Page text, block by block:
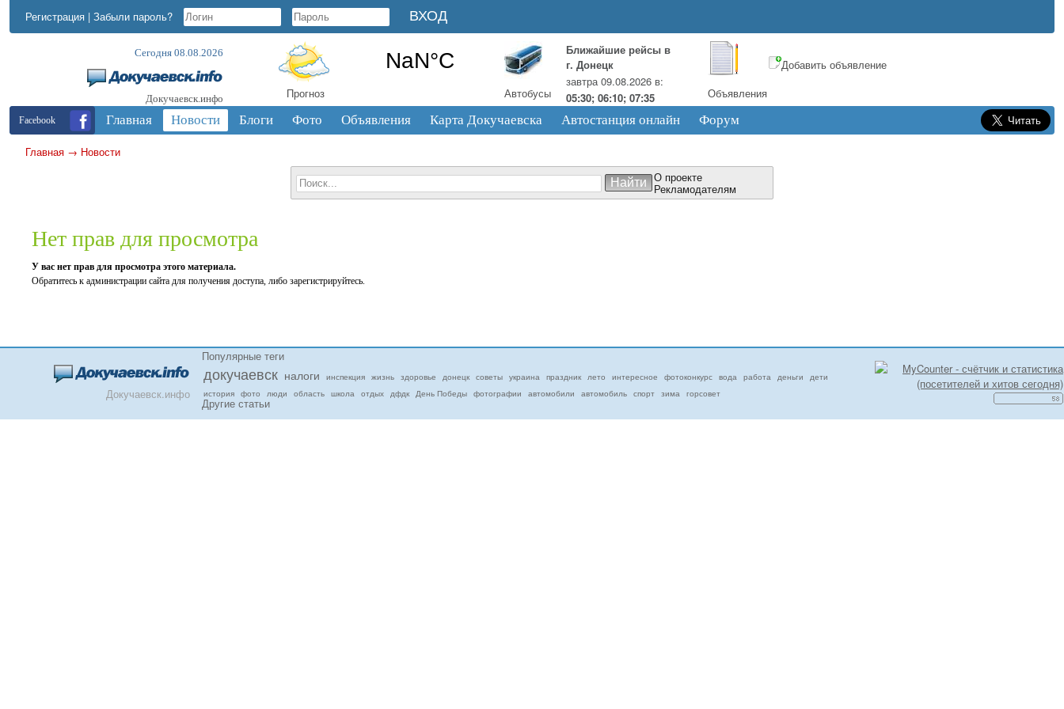
Регистрация | Забыли пароль?
Сегодня 08.08.2026
Докучаевск.инфо Прогноз Автобусы
Ближайшие рейсы в
г. Донецк
завтра 09.08.2026 в:
05:30; 06:10; 07:35
Объявления
Добавить объявление
Facebook Главная Новости Блоги Фото Объявления Карта Докучаевска Автостанция онлайн Форум
Главная → Новости
О проекте
Рекламодателям
Нет прав для просмотра
У вас нет прав для просмотра этого материала.
Обратитесь к администрации сайта для получения доступа, либо зарегистрируйтесь.
Популярные теги
докучаевск налоги инспекция жизнь здоровье донецк советы украина праздник лето интересное фотоконкурс вода работа деньги
дети
история фото люди область школа отдых дфдк День Победы фотографии автомобили автомобиль спорт зима горсовет
Другие статьи
Докучаевск.инфо